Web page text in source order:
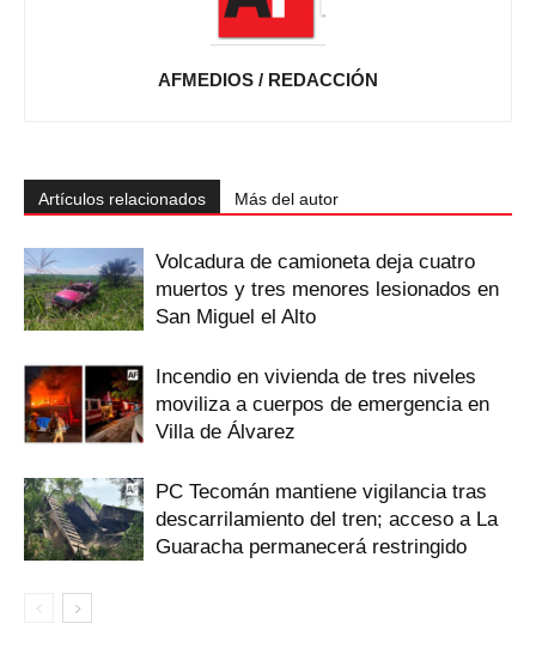
AFMEDIOS / REDACCIÓN
Artículos relacionados Más del autor
Volcadura de camioneta deja cuatro
muertos y tres menores lesionados en
San Miguel el Alto
Incendio en vivienda de tres niveles
moviliza a cuerpos de emergencia en
Villa de Álvarez
PC Tecomán mantiene vigilancia tras
descarrilamiento del tren; acceso a La
Guaracha permanecerá restringido